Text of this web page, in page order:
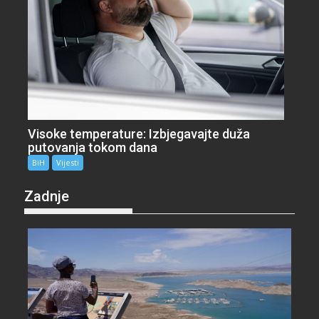
Visoke temperature: Izbjegavajte duža
putovanja tokom dana
BiH Vijesti
Zadnje